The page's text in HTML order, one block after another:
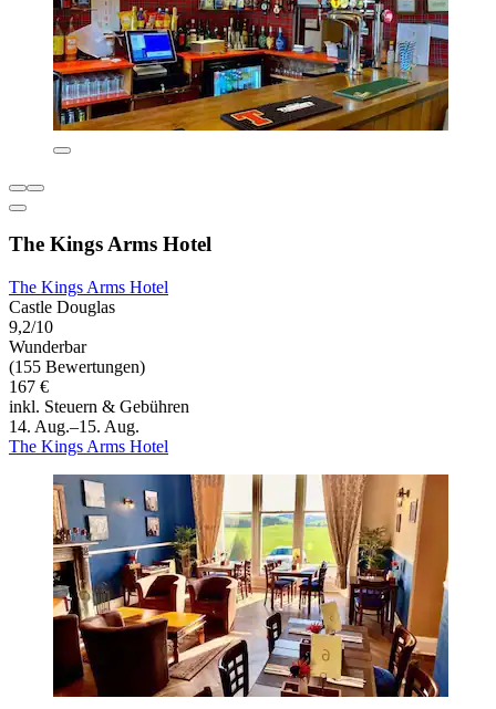
The Kings Arms Hotel
The Kings Arms Hotel
Castle Douglas
9,2/10
Wunderbar
(155 Bewertungen)
167 €
inkl. Steuern & Gebühren
14. Aug.–15. Aug.
The Kings Arms Hotel